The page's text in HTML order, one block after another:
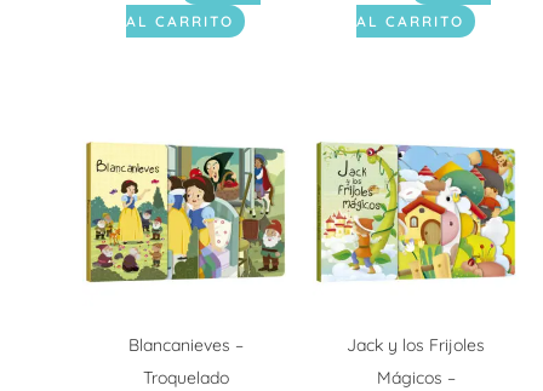
AL CARRITO AL CARRITO
Blancanieves –
Troquelado
Jack y los Frijoles
Mágicos –